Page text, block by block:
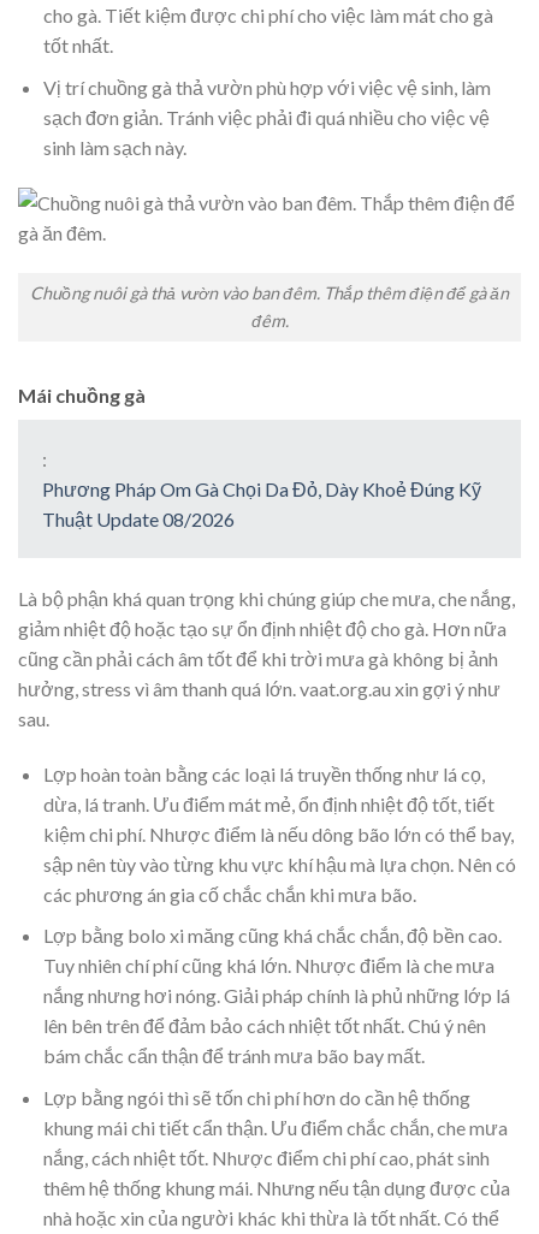
cho gà. Tiết kiệm được chi phí cho việc làm mát cho gà
tốt nhất.
Vị trí chuồng gà thả vườn phù hợp với việc vệ sinh, làm
sạch đơn giản. Tránh việc phải đi quá nhiều cho việc vệ
sinh làm sạch này.
Chuồng nuôi gà thả vườn vào ban đêm. Thắp thêm điện để gà ăn
đêm.
Mái chuồng gà
:
Phương Pháp Om Gà Chọi Da Đỏ, Dày Khoẻ Đúng Kỹ
Thuật Update 08/2026
Là bộ phận khá quan trọng khi chúng giúp che mưa, che nắng,
giảm nhiệt độ hoặc tạo sự ổn định nhiệt độ cho gà. Hơn nữa
cũng cần phải cách âm tốt để khi trời mưa gà không bị ảnh
hưởng, stress vì âm thanh quá lớn. vaat.org.au xin gợi ý như
sau.
Lợp hoàn toàn bằng các loại lá truyền thống như lá cọ,
dừa, lá tranh. Ưu điểm mát mẻ, ổn định nhiệt độ tốt, tiết
kiệm chi phí. Nhược điểm là nếu dông bão lớn có thể bay,
sập nên tùy vào từng khu vực khí hậu mà lựa chọn. Nên có
các phương án gia cố chắc chắn khi mưa bão.
Lợp bằng bolo xi măng cũng khá chắc chắn, độ bền cao.
Tuy nhiên chí phí cũng khá lớn. Nhược điểm là che mưa
nắng nhưng hơi nóng. Giải pháp chính là phủ những lớp lá
lên bên trên để đảm bảo cách nhiệt tốt nhất. Chú ý nên
bám chắc cẩn thận để tránh mưa bão bay mất.
Lợp bằng ngói thì sẽ tốn chi phí hơn do cần hệ thống
khung mái chi tiết cẩn thận. Ưu điểm chắc chắn, che mưa
nắng, cách nhiệt tốt. Nhược điểm chi phí cao, phát sinh
thêm hệ thống khung mái. Nhưng nếu tận dụng được của
nhà hoặc xin của người khác khi thừa là tốt nhất. Có thể